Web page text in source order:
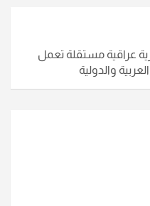
عراقية مستقلة تعمل
والدولية